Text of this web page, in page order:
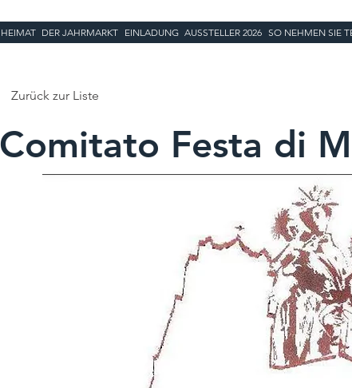
HEIMAT DER JAHRMARKT EINLADUNG AUSSTELLER 2026 SO NEHMEN SIE
Zurück zur Liste
Comitato Festa di